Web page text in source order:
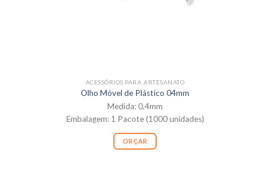
ACESSÓRIOS PARA ARTESANATO
Olho Móvel de Plástico 04mm
Medida: 0,4mm
Embalagem: 1 Pacote (1000 unidades)
ORÇAR